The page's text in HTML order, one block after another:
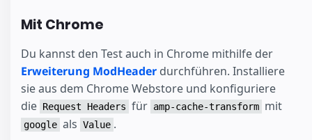
Mit Chrome
Du kannst den Test auch in Chrome mithilfe der
Erweiterung ModHeader durchführen. Installiere
sie aus dem Chrome Webstore und konfiguriere
die Request Headers für amp-cache-transform mit
google als Value .